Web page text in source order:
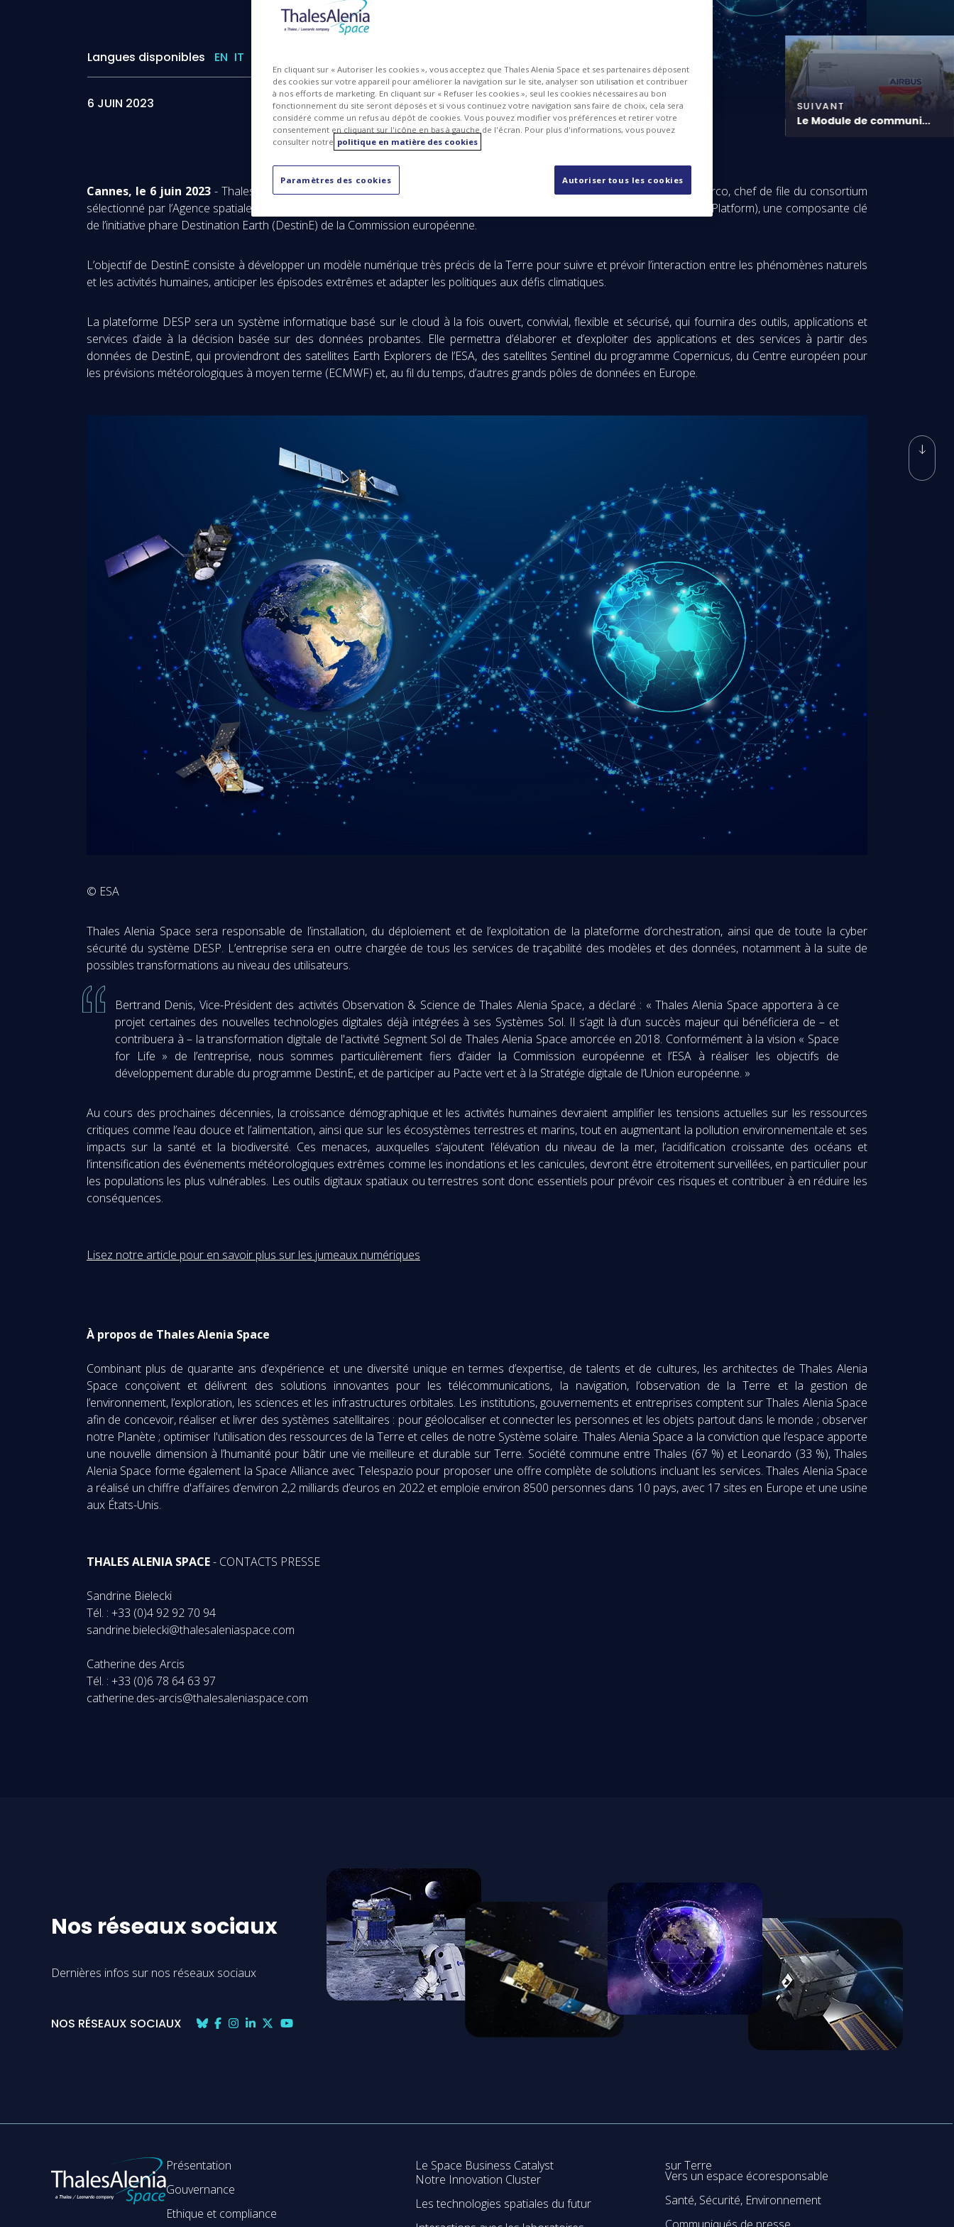
Langues disponibles EN IT
6 JUIN 2023 SUIVANT
Le Module de communi...
Cannes, le 6 juin 2023- Thales Alenia Space, société conjointe entre Thales (67 %) et Leonardo (33 %), s’associera à Serco, chef de file du consortium
sélectionné par l’Agence spatiale européenne (ESA) pour développer la plateforme de service DESP (DestinE Core Service Platform), une composante clé
de l’initiative phare Destination Earth (DestinE) de la Commission européenne.
L’objectif de DestinE consiste à développer un modèle numérique très précis de la Terre pour suivre et prévoir l’interaction entre les phénomènes naturels
et les activités humaines, anticiper les épisodes extrêmes et adapter les politiques aux défis climatiques.
La plateforme DESP sera un système informatique basé sur le cloud à la fois ouvert, convivial, flexible et sécurisé, qui fournira des outils, applications et
services d’aide à la décision basée sur des données probantes. Elle permettra d’élaborer et d’exploiter des applications et des services à partir des
données de DestinE, qui proviendront des satellites Earth Explorers de l’ESA, des satellites Sentinel du programme Copernicus, du Centre européen pour
les prévisions météorologiques à moyen terme (ECMWF) et, au fil du temps, d’autres grands pôles de données en Europe.
© ESA
Thales Alenia Space sera responsable de l’installation, du déploiement et de l’exploitation de la plateforme d’orchestration, ainsi que de toute la cyber
sécurité du système DESP. L’entreprise sera en outre chargée de tous les services de traçabilité des modèles et des données, notamment à la suite de
possibles transformations au niveau des utilisateurs.
Bertrand Denis, Vice-Président des activités Observation & Science de Thales Alenia Space, a déclaré : « Thales Alenia Space apportera à ce
projet certaines des nouvelles technologies digitales déjà intégrées à ses Systèmes Sol. Il s’agit là d’un succès majeur qui bénéficiera de – et
contribuera à – la transformation digitale de l'activité Segment Sol de Thales Alenia Space amorcée en 2018. Conformément à la vision « Space
for Life » de l’entreprise, nous sommes particulièrement fiers d’aider la Commission européenne et l’ESA à réaliser les objectifs de
développement durable du programme DestinE, et de participer au Pacte vert et à la Stratégie digitale de l’Union européenne. »
Au cours des prochaines décennies, la croissance démographique et les activités humaines devraient amplifier les tensions actuelles sur les ressources
critiques comme l’eau douce et l’alimentation, ainsi que sur les écosystèmes terrestres et marins, tout en augmentant la pollution environnementale et ses
impacts sur la santé et la biodiversité. Ces menaces, auxquelles s’ajoutent l’élévation du niveau de la mer, l’acidification croissante des océans et
l’intensification des événements météorologiques extrêmes comme les inondations et les canicules, devront être étroitement surveillées, en particulier pour
les populations les plus vulnérables. Les outils digitaux spatiaux ou terrestres sont donc essentiels pour prévoir ces risques et contribuer à en réduire les
conséquences.
Lisez notre article pour en savoir plus sur les jumeaux numériques
À propos de Thales Alenia Space
Combinant plus de quarante ans d’expérience et une diversité unique en termes d’expertise, de talents et de cultures, les architectes de Thales Alenia
Space conçoivent et délivrent des solutions innovantes pour les télécommunications, la navigation, l’observation de la Terre et la gestion de
l’environnement, l’exploration, les sciences et les infrastructures orbitales. Les institutions, gouvernements et entreprises comptent sur Thales Alenia Space
afin de concevoir, réaliser et livrer des systèmes satellitaires : pour géolocaliser et connecter les personnes et les objets partout dans le monde ; observer
notre Planète ; optimiser l'utilisation des ressources de la Terre et celles de notre Système solaire. Thales Alenia Space a la conviction que l’espace apporte
une nouvelle dimension à l’humanité pour bâtir une vie meilleure et durable sur Terre. Société commune entre Thales (67 %) et Leonardo (33 %), Thales
Alenia Space forme également la Space Alliance avec Telespazio pour proposer une offre complète de solutions incluant les services. Thales Alenia Space
a réalisé un chiffre d'affaires d’environ 2,2 milliards d’euros en 2022 et emploie environ 8500 personnes dans 10 pays, avec 17 sites en Europe et une usine
aux États-Unis.
THALES ALENIA SPACE- CONTACTS PRESSE
Sandrine Bielecki
Tél. : +33 (0)4 92 92 70 94
sandrine.bielecki@thalesaleniaspace.com
Catherine des Arcis
Tél. : +33 (0)6 78 64 63 97
catherine.des-arcis@thalesaleniaspace.com
Nos réseaux sociaux
Dernières infos sur nos réseaux sociaux
NOS RÉSEAUX SOCIAUX
Présentation
Gouvernance
Ethique et compliance
Le Space Business Catalyst
Notre Innovation Cluster
Les technologies spatiales du futur
sur Terre
Vers un espace écoresponsable
Santé, Sécurité, Environnement
En cliquant sur « Autoriser les cookies », vous acceptez que Thales Alenia Space et ses partenaires déposent
des cookies sur votre appareil pour améliorer la navigation sur le site, analyser son utilisation et contribuer
à nos efforts de marketing. En cliquant sur « Refuser les cookies », seul les cookies nécessaires au bon
fonctionnement du site seront déposés et si vous continuez votre navigation sans faire de choix, cela sera
considéré comme un refus au dépôt de cookies. Vous pouvez modifier vos préférences et retirer votre
consentement en cliquant sur l'icône en bas à gauche de l'écran. Pour plus d'informations, vous pouvez
consulter notre politique en matière des cookies
Paramètres des cookies Autoriser tous les cookies